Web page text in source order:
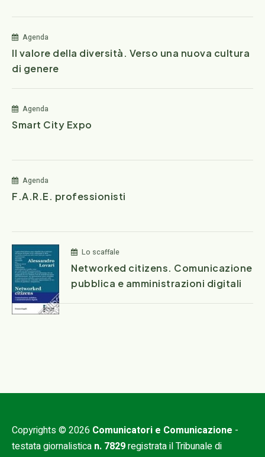
Agenda
Il valore della diversità. Verso una nuova cultura
di genere
Agenda
Smart City Expo
Agenda
F.A.R.E. professionisti
Lo scaffale
Networked citizens. Comunicazione
pubblica e amministrazioni digitali
Copyrights © 2026 Comunicatori e Comunicazione -
testata giornalistica n. 7829registrata il Tribunale di